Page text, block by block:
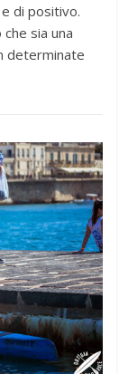
di positivo.
sia una
determinate